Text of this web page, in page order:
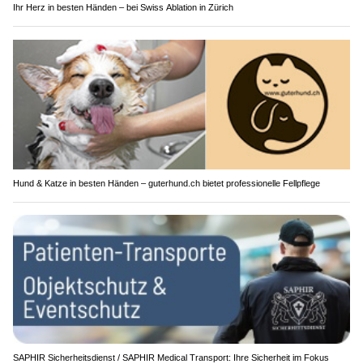
Ihr Herz in besten Händen – bei Swiss Ablation in Zürich
Hund & Katze in besten Händen – guterhund.ch bietet professionelle Fellpflege
SAPHIR Sicherheitsdienst / SAPHIR Medical Transport: Ihre Sicherheit im Fokus